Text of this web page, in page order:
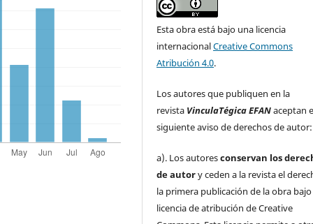
Esta obra está bajo una licencia
internacionalCreative Commons
Atribución 4.0.
Los autores que publiquen en la
revista VinculaTégica EFANaceptan
siguiente aviso de derechos de autor:
a). Los autoresconservan los
de autory ceden a la revista el
la primera publicación de la obra
licencia de atribución de Creative